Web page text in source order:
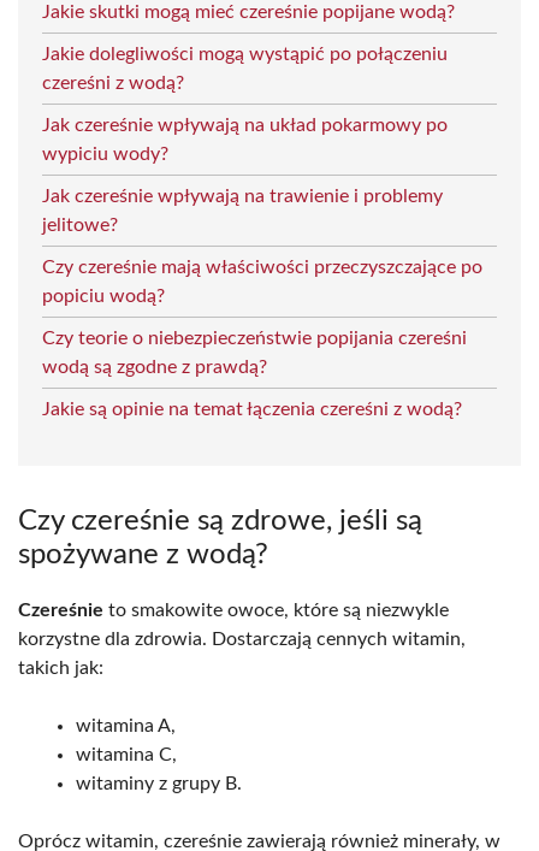
Jakie skutki mogą mieć czereśnie popijane wodą?
Jakie dolegliwości mogą wystąpić po połączeniu
czereśni z wodą?
Jak czereśnie wpływają na układ pokarmowy po
wypiciu wody?
Jak czereśnie wpływają na trawienie i problemy
jelitowe?
Czy czereśnie mają właściwości przeczyszczające po
popiciu wodą?
Czy teorie o niebezpieczeństwie popijania czereśni
wodą są zgodne z prawdą?
Jakie są opinie na temat łączenia czereśni z wodą?
Czy czereśnie są zdrowe, jeśli są
spożywane z wodą?
Czereśnie to smakowite owoce, które są niezwykle
korzystne dla zdrowia. Dostarczają cennych witamin,
takich jak:
witamina A,
witamina C,
witaminy z grupy B.
Oprócz witamin, czereśnie zawierają również minerały, w